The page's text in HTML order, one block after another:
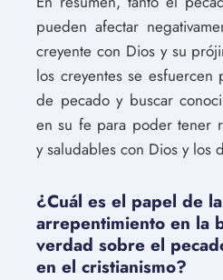
pueden afectar
creyente con Dios y su
los creyentes se
de pecado y buscar
en su fe para poder tener
y saludables con Dios y los
¿Cuál es el papel de
arrepentimiento en la
verdad sobre el
en el cristianismo?